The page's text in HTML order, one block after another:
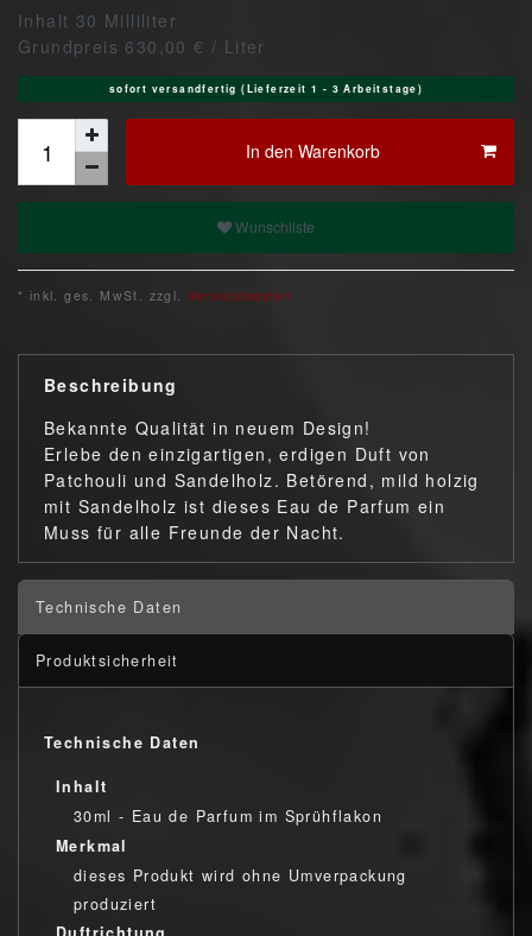
Inhalt 30 Milliliter
Grundpreis 630,00 € / Liter
sofort versandfertig (Lieferzeit 1 - 3 Arbeitstage)
In den Warenkorb
Wunschliste
* inkl. ges. MwSt. zzgl. Versandkosten
Beschreibung
Bekannte Qualität in neuem Design!
Erlebe den einzigartigen, erdigen Duft von
Patchouli und Sandelholz. Betörend, mild holzig
mit Sandelholz ist dieses Eau de Parfum ein
Muss für alle Freunde der Nacht.
Technische Daten
Produktsicherheit
Technische Daten
Inhalt
30ml - Eau de Parfum im Sprühflakon
Merkmal
dieses Produkt wird ohne Umverpackung
produziert